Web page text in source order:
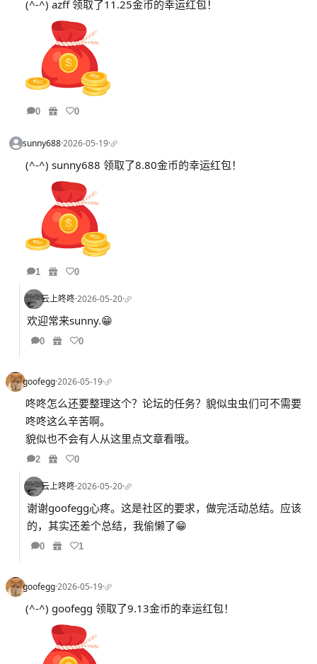
(^-^) azff 领取了11.25金币的幸运红包！
0 0
sunny688·2026-05-19·
(^-^) sunny688 领取了8.80金币的幸运红包！
1 0
云上咚咚·2026-05-20·
欢迎常来sunny.😁
0 0
goofegg·2026-05-19·
咚咚怎么还要整理这个？论坛的任务？貌似虫虫们可不需要
咚咚这么辛苦啊。
貌似也不会有人从这里点文章看哦。
2 0
云上咚咚·2026-05-20·
谢谢goofegg心疼。这是社区的要求，做完活动总结。应该
的，其实还差个总结，我偷懒了😁
0 1
goofegg·2026-05-19·
(^-^) goofegg 领取了9.13金币的幸运红包！